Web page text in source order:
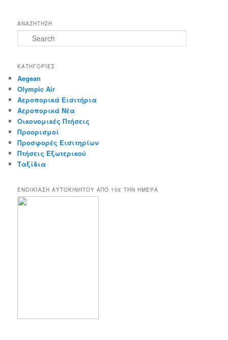
ΑΝΑΖΗΤΗΣΗ
e
r
h
ΚΑΤΗΓΟΡΊΕΣ
Aegean
Olympic Air
Αεροπορικά Εισιτήρια
Αεροπορικά Νέα
Οικονομικές Πτήσεις
Προορισμοί
Προσφορές Εισιτηρίων
Πτήσεις Εξωτερικού
Ταξίδια
ΕΝΟΙΚΊΑΣΗ ΑΥΤΟΚΙΝΉΤΟΥ ΑΠΌ 10€ ΤΉΝ ΗΜΈΡΑ